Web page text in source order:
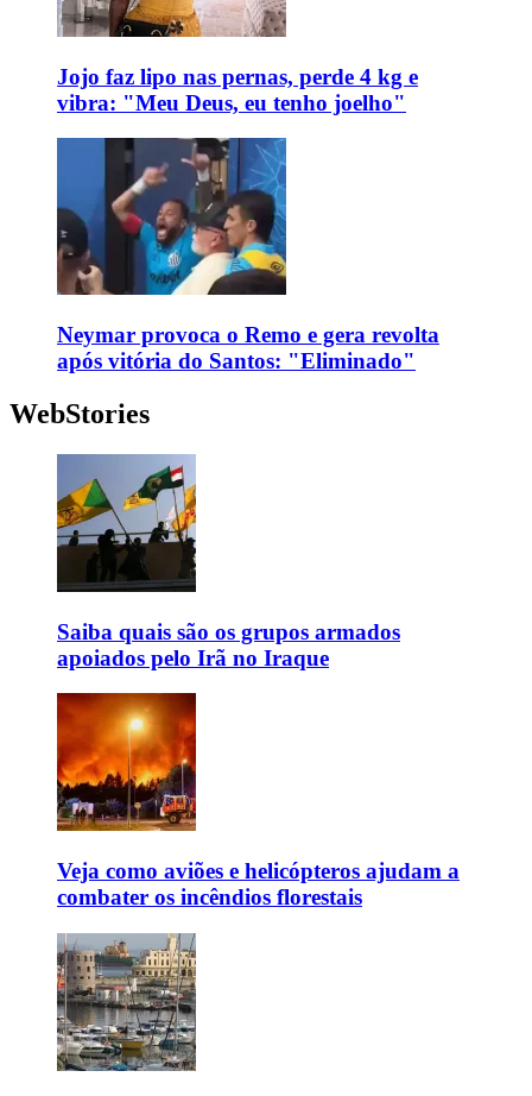
Jojo faz lipo nas pernas, perde 4 kg e
vibra: "Meu Deus, eu tenho joelho"
Neymar provoca o Remo e gera revolta
após vitória do Santos: "Eliminado"
WebStories
Saiba quais são os grupos armados
apoiados pelo Irã no Iraque
Veja como aviões e helicópteros ajudam a
combater os incêndios florestais